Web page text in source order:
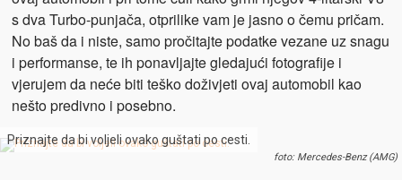
s dva Turbo-punjača, otprilike vam je jasno o čemu pričam.
No baš da i niste, samo pročitajte podatke vezane uz snagu
i performanse, te ih ponavljajte gledajući fotografije i
vjerujem da neće biti teško doživjeti ovaj automobil kao
nešto predivno i posebno.
Priznajte da bi voljeli ovako guštati po cesti.
foto: Mercedes-Benz (AMG)